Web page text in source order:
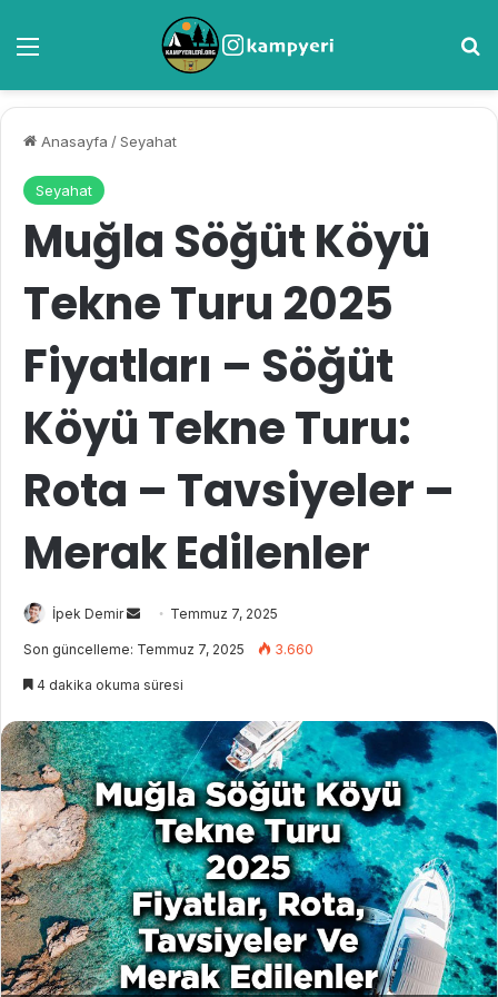
Anasayfa /Seyahat
Seyahat
Muğla Söğüt Köyü
Tekne Turu 2025
Fiyatları – Söğüt
Köyü Tekne Turu:
Rota – Tavsiyeler –
Merak Edilenler
İpek Demir
i
e
-
p
o
s
t
a
g
ö
n
d
e
Temmuz 7, 2025
Son güncelleme: Temmuz 7, 2025 3.660
4 dakika okuma süresi